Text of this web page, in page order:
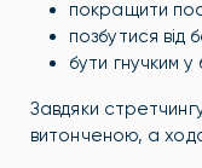
покращити
позбутися від
бути гнучким
Завдяки
витонченою, а